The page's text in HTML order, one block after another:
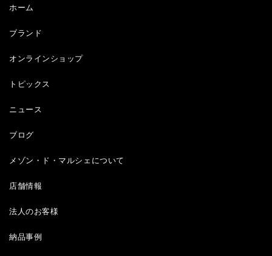
ホーム
ブランド
オンラインショップ
トピックス
ニュース
ブログ
メゾン・ド・マルシェについて
店舗情報
法人のお客様
納品事例